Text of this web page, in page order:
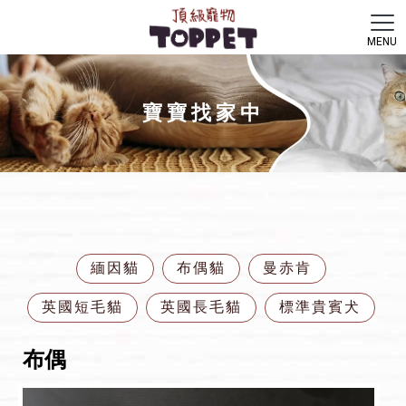
寶寶找家中
緬因貓 布偶貓 曼赤肯
英國短毛貓 英國長毛貓 標準貴賓犬
布偶